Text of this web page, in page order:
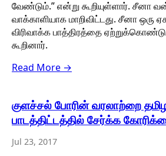
வேண்டும்.” என்று கூறியுள்ளார். சீனா
வாக்காளியாக மாறிவிட்டது. சீனா ஒரு
விரிவாக்க பாத்திரத்தை
கூறினார்.
Read More →
குளச்சல் போரின் வரலாற்றை
பாடத்திட்டத்தில் சேர்க்க
Jul 23, 2017